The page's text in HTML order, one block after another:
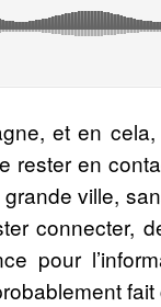
et en
rester en
ville,
connecter,
pour